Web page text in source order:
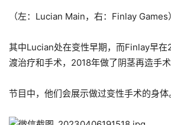
（左：Lucian Main，右：Finlay Games）
其中Lucian处在变性早期，而Finlay早在
渡治疗和手术，2018年做了阴茎再造手术
节目中，他们会展示做过变性手术的身体